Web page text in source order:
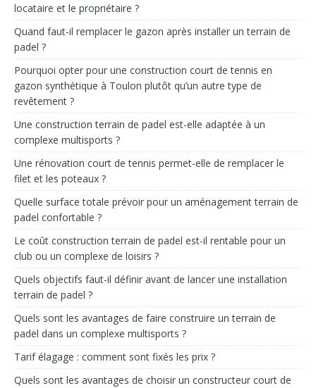
locataire et le propriétaire ?
Quand faut-il remplacer le gazon après installer un terrain de
padel ?
Pourquoi opter pour une construction court de tennis en
gazon synthétique à Toulon plutôt qu’un autre type de
revêtement ?
Une construction terrain de padel est-elle adaptée à un
complexe multisports ?
Une rénovation court de tennis permet-elle de remplacer le
filet et les poteaux ?
Quelle surface totale prévoir pour un aménagement terrain de
padel confortable ?
Le coût construction terrain de padel est-il rentable pour un
club ou un complexe de loisirs ?
Quels objectifs faut-il définir avant de lancer une installation
terrain de padel ?
Quels sont les avantages de faire construire un terrain de
padel dans un complexe multisports ?
Tarif élagage : comment sont fixés les prix ?
Quels sont les avantages de choisir un constructeur court de